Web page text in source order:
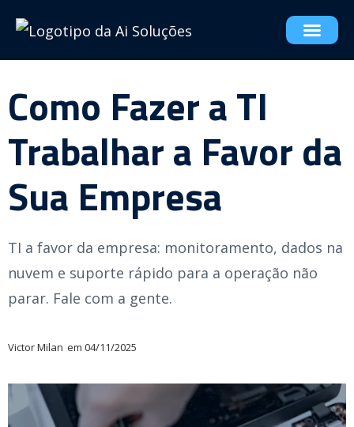
Como Fazer a TI
Trabalhar a Favor da
Sua Empresa
TI a favor da empresa: monitoramento, dados na
nuvem e suporte rápido para a operação não
parar. Fale com a gente.
Victor Milan em 04/11/2025